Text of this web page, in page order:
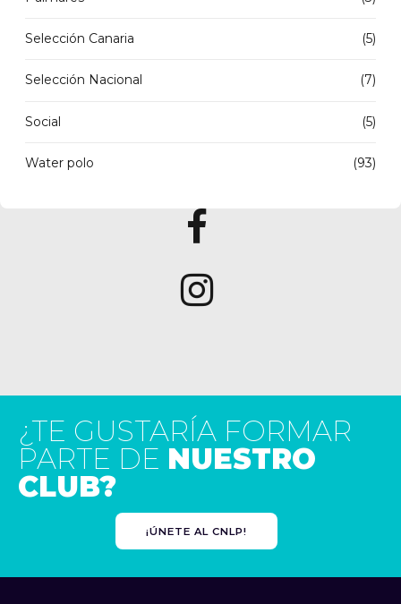
Selección Canaria (5)
Selección Nacional (7)
Social (5)
Water polo (93)
¿TE GUSTARÍA FORMAR
PARTE DE NUESTRO
CLUB?
¡ÚNETE AL CNLP!